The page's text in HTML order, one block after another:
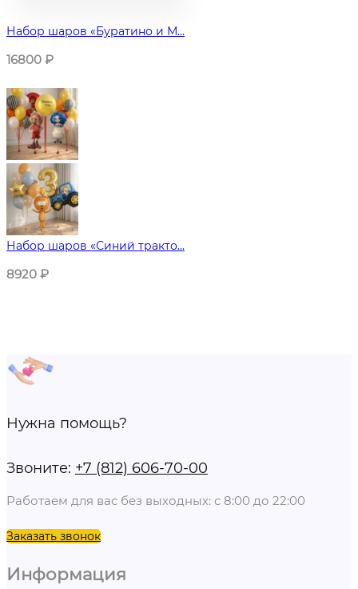
Набор шаров «Буратино и М...
16800 ₽
Набор шаров «Синий тракто...
8920 ₽
Нужна помощь?
Звоните: +7 (812) 606-70-00
Работаем для вас без выходных: с 8:00 до 22:00
Заказать звонок
Информация